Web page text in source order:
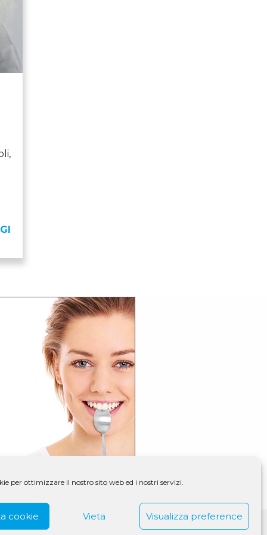
per ottimizzare il nostro sito web ed i nostri servizi.
cookie Vieta Visualizza preference